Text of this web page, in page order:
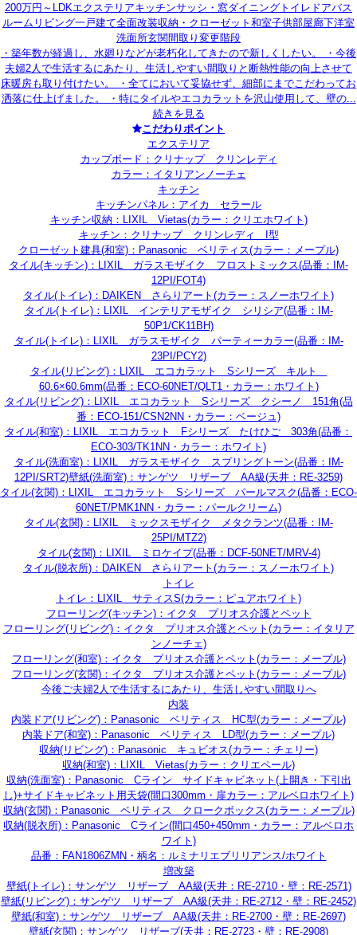
200万円～ LDKエクステリアキッチンサッシ・窓ダイニング トイレ ドアバス
ルーム リビング一戸建て全面改装収納・クローゼット 和室子供部屋廊下洋室
洗面所玄関間取り変更階段
・築年数が経過し、水廻りなどが老朽化してきたので新しくしたい。 ・今後
夫婦2人で生活するにあたり、生活しやすい間取りと断熱性能の向上させて
床暖房も取り付けたい。 ・全てにおいて妥協せず、細部にまでこだわってお
洒落に仕上げました。 ・特にタイルやエコカラットを沢山使用して、壁の...
続きを見る
こだわりポイント
エクステリア
カップボード：クリナップ クリンレディ
カラー：イタリアンノーチェ
キッチン
キッチンパネル：アイカ セラール
キッチン収納：LIXIL Vietas(カラー：クリエホワイト)
キッチン：クリナップ クリンレディ I型
クローゼット建具(和室)：Panasonic ベリティス(カラー：メープル)
タイル(キッチン)：LIXIL ガラスモザイク フロストミックス(品番：IM-
12PI/FOT4)
タイル(トイレ)：DAIKEN さらりアート(カラー：スノーホワイト)
タイル(トイレ)：LIXIL インテリアモザイク シリシア(品番：IM-
50P1/CK11BH)
タイル(トイレ)：LIXIL ガラスモザイク パーティーカラー(品番：IM-
23PI/PCY2)
タイル(リビング)：LIXIL エコカラット Sシリーズ キルト
60.6×60.6mm(品番：ECO-60NET/QLT1・カラー：ホワイト)
タイル(リビング)：LIXIL エコカラット Sシリーズ クシーノ 151角(品
番：ECO-151/CSN2NN・カラー：ベージュ)
タイル(和室)：LIXIL エコカラット Fシリーズ たけひご 303角(品番：
ECO-303/TK1NN・カラー：ホワイト)
タイル(洗面室)：LIXIL ガラスモザイク スプリングトーン(品番：IM-
12PI/SRT2)壁紙(洗面室)：サンゲツ リザーブ AA級(天井：RE-3259)
タイル(玄関)：LIXIL エコカラット Sシリーズ パールマスク(品番：ECO-
60NET/PMK1NN・カラー：パールクリーム)
タイル(玄関)：LIXIL ミックスモザイク メタクランツ(品番：IM-
25PI/MTZ2)
タイル(玄関)：LIXIL ミロケイプ(品番：DCF-50NET/MRV-4)
タイル(脱衣所)：DAIKEN さらりアート(カラー：スノーホワイト)
トイレ
トイレ：LIXIL サティスS(カラー：ピュアホワイト)
フローリング(キッチン)：イクタ プリオス介護とペット
フローリング(リビング)：イクタ プリオス介護とペット(カラー：イタリア
ンノーチェ)
フローリング(和室)：イクタ プリオス介護とペット(カラー：メープル)
フローリング(玄関)：イクタ プリオス介護とペット(カラー：メープル)
今後ご夫婦2人で生活するにあたり、生活しやすい間取りへ
内装
内装ドア(リビング)：Panasonic ベリティス HC型(カラー：メープル)
内装ドア(和室)：Panasonic ベリティス LD型(カラー：メープル)
収納(リビング)：Panasonic キュビオス(カラー：チェリー)
収納(和室)：LIXIL Vietas(カラー：クリエペール)
収納(洗面室)：Panasonic Cライン サイドキャビネット(上開き・下引出
し)+サイドキャビネット用天袋(間口300mm・扉カラー：アルベロホワイト)
収納(玄関)：Panasonic ベリティス クロークボックス(カラー：メープル)
収納(脱衣所)：Panasonic Cライン(間口450+450mm・カラー：アルベロホ
ワイト)
品番：FAN1806ZMN・柄名：ルミナリエブリリアンス/ホワイト
増改築
壁紙(トイレ)：サンゲツ リザーブ AA級(天井：RE-2710・壁：RE-2571)
壁紙(リビング)：サンゲツ リザーブ AA級(天井：RE-2712・壁：RE-2452)
壁紙(和室)：サンゲツ リザーブ AA級(天井：RE-2700・壁：RE-2697)
壁紙(玄関)：サンゲツ リザーブ(天井：RE-2723・壁：RE-2908)